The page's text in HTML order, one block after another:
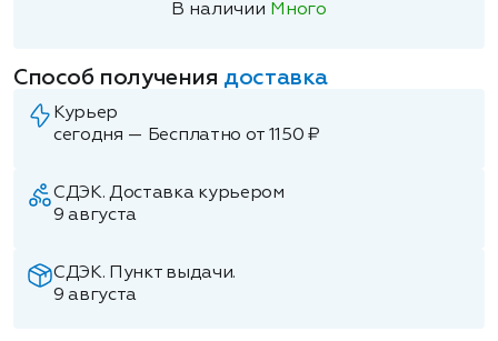
В наличии Много
Способ получения доставка
Курьер
сегодня — Бесплатно от 1150 ₽
СДЭК. Доставка курьером
9 августа
СДЭК. Пункт выдачи.
9 августа